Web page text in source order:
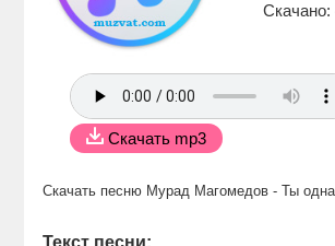
Скачано:
Скачать mp3
Скачать песню Мурад Магомедов - Ты
Текст песни: